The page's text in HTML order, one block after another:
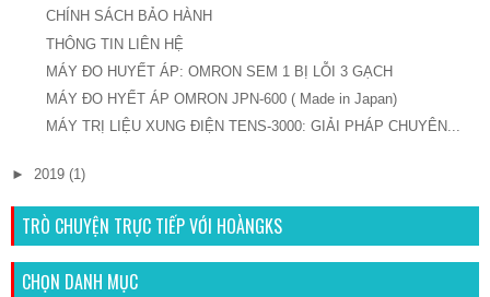
CHÍNH SÁCH BẢO HÀNH
THÔNG TIN LIÊN HỆ
MÁY ĐO HUYẾT ÁP: OMRON SEM 1 BỊ LỖI 3 GẠCH
MÁY ĐO HYẾT ÁP OMRON JPN-600 ( Made in Japan)
MÁY TRỊ LIỆU XUNG ĐIỆN TENS-3000: GIẢI PHÁP CHUYÊN...
► 2019 (1)
TRÒ CHUYỆN TRỰC TIẾP VỚI HOÀNGKS
CHỌN DANH MỤC